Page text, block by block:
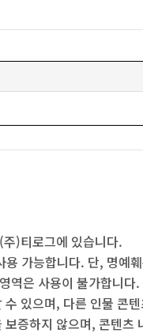
)티로그에 있습니다.
용 가능합니다. 단, 명
은 사용이 불가합니
있으며, 다른 인물 콘
증하지 않으며, 콘텐